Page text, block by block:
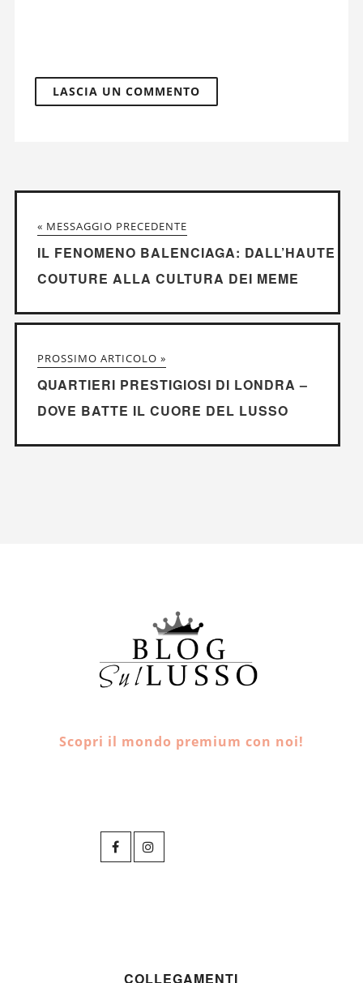
« MESSAGGIO PRECEDENTE
IL FENOMENO BALENCIAGA: DALL’HAUTE
COUTURE ALLA CULTURA DEI MEME
PROSSIMO ARTICOLO »
QUARTIERI PRESTIGIOSI DI LONDRA –
DOVE BATTE IL CUORE DEL LUSSO
Scopri il mondo premium con noi!
COLLEGAMENTI